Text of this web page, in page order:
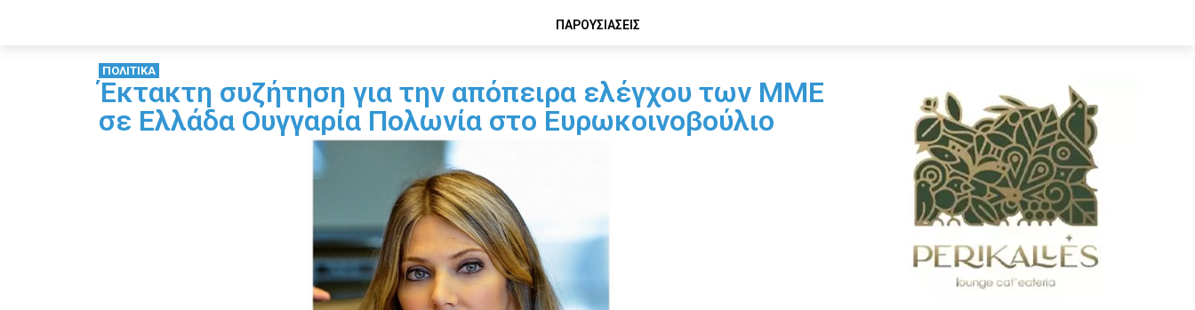
ΠΑΡΟΥΣΙΑΣΕΙΣ
ΠΟΛΙΤΙΚΑ
Έκτακτη συζήτηση για την απόπειρα ελέγχου των ΜΜΕ
σε Ελλάδα Ουγγαρία Πολωνία στο Ευρωκοινοβούλιο